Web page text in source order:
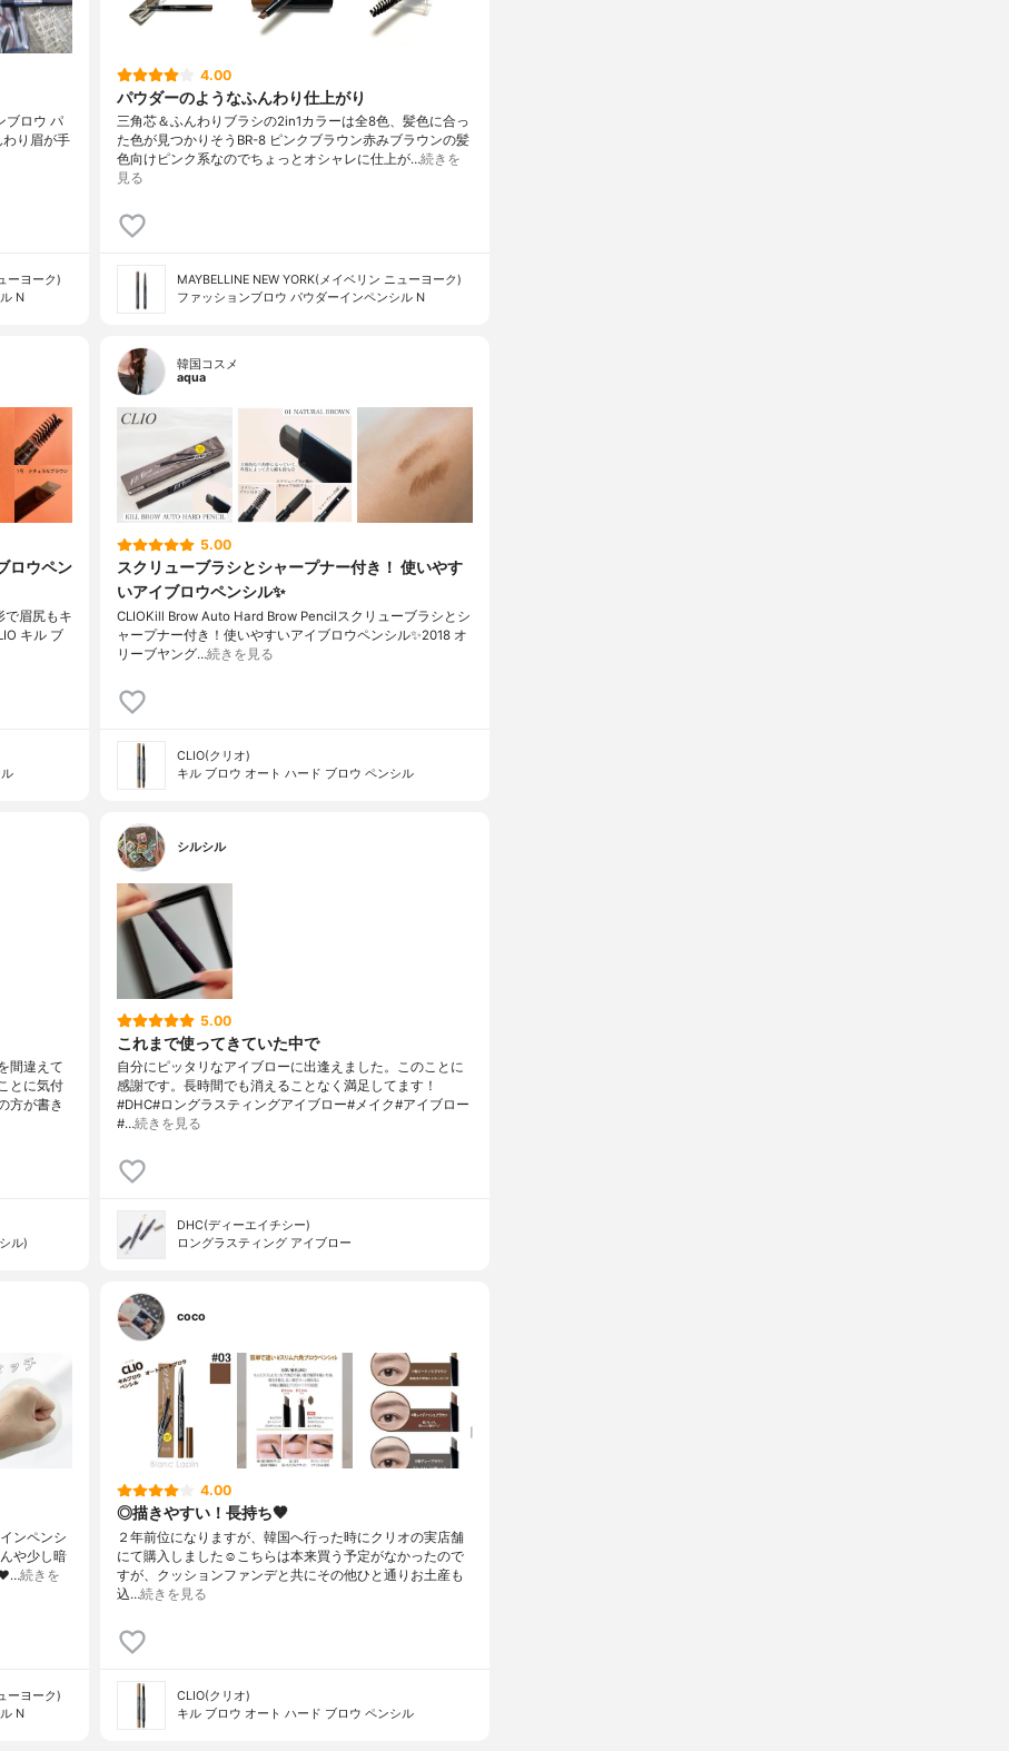
ブロウ パ
り眉が手
ーヨーク)
N
4.00
パウダーのようなふんわり仕上がり
三角芯＆ふんわりブラシの2in1カラーは全8色、髪色に合っ
た色が見つかりそうBR-8 ピンクブラウン赤みブラウンの髪
色向けピンク系なのでちょっとオシャレに仕上が…続きを
見る
MAYBELLINE NEW YORK(メイベリン ニューヨーク)
ファッションブロウ パウダーイン​ペンシル N
ロウペン
で眉尻もキ
キル ブ
韓国コスメ
aqua
5.00
スクリューブラシとシャープナー付き！ 使いやす
いアイブロウペンシル✨
CLIOKill Brow Auto Hard Brow Pencilスクリューブラシとシ
ャープナー付き！使いやすいアイブロウペンシル✨2018 オ
リーブヤング…続きを見る
CLIO(クリオ)
キル ブロウ オート ハード ブロウ ペンシル
間違えて
とに気付
方が書き
ル)
シルシル
5.00
これまで使ってきていた中で
自分にピッタリなアイブローに出逢えました。このことに
感謝です。長時間でも消えることなく満足してます！
#DHC#ロングラスティングアイブロー#メイク#アイブロー
#…続きを見る
DHC(ディーエイチシー)
ロングラスティング アイブロー
ンペンシ
や少し暗
❤️…続きを
ーヨーク)
N
coco
4.00
◎描きやすい！長持ち🤎
２年前位になりますが、韓国へ行った時にクリオの実店舗
にて購入しました☺️こちらは本来買う予定がなかったので
すが、クッションファンデと共にその他ひと通りお土産も
込…続きを見る
CLIO(クリオ)
キル ブロウ オート ハード ブロウ ペンシル